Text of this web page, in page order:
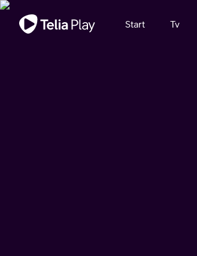
Viktigt meddelande
Start Tv